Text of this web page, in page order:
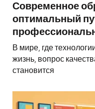
Современное
оптимальный
В мире, где
жизнь, вопрос
становится